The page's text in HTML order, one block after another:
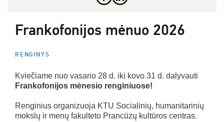
Frankofonijos mėnuo 2026
RENGINYS
Kviečiame nuo vasario 28 d. iki kovo 31 d. dalyvauti
Frankofonijos mėnesio renginiuose!
Renginius organizuoja KTU Socialinių, humanitarinių
mokslų ir menų fakulteto Prancūzų kultūros centras.